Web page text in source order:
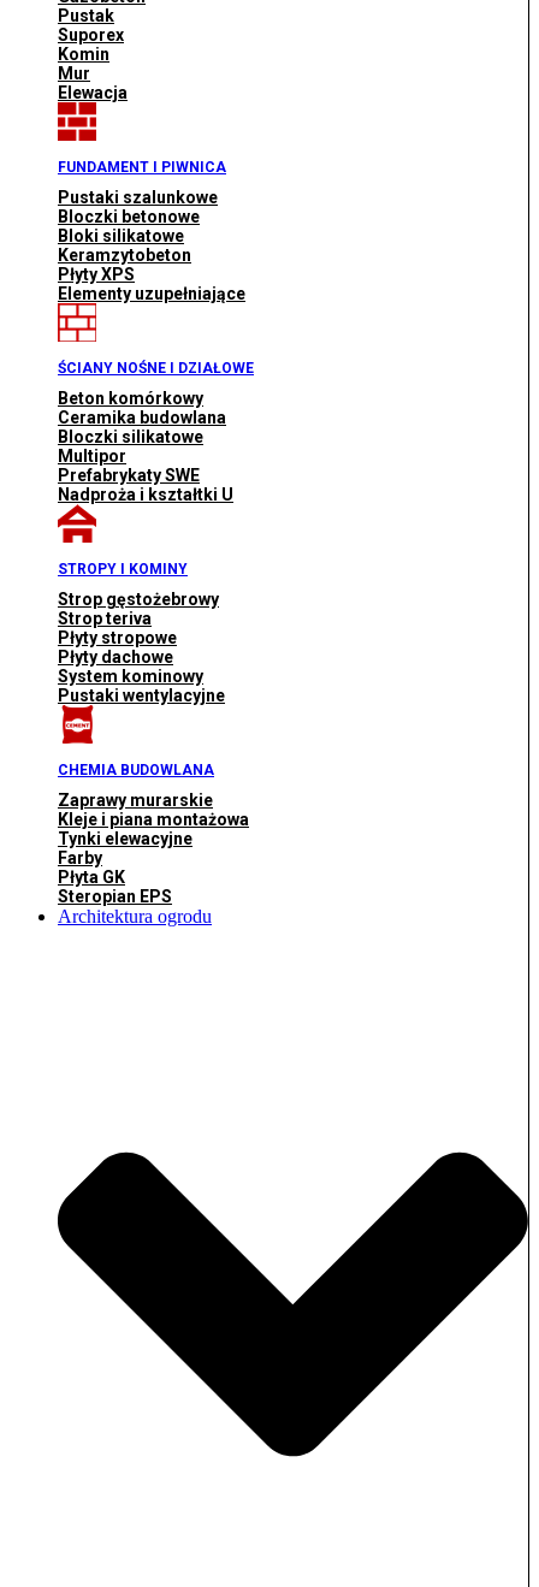
Pustak
Suporex
Komin
Mur
Elewacja
FUNDAMENT I PIWNICA
Pustaki szalunkowe
Bloczki betonowe
Bloki silikatowe
Keramzytobeton
Płyty XPS
Elementy uzupełniające
ŚCIANY NOŚNE I DZIAŁOWE
Beton komórkowy
Ceramika budowlana
Bloczki silikatowe
Multipor
Prefabrykaty SWE
Nadproża i kształtki U
STROPY I KOMINY
Strop gęstożebrowy
Strop teriva
Płyty stropowe
Płyty dachowe
System kominowy
Pustaki wentylacyjne
CHEMIA BUDOWLANA
Zaprawy murarskie
Kleje i piana montażowa
Tynki elewacyjne
Farby
Płyta GK
Steropian EPS
Architektura ogrodu